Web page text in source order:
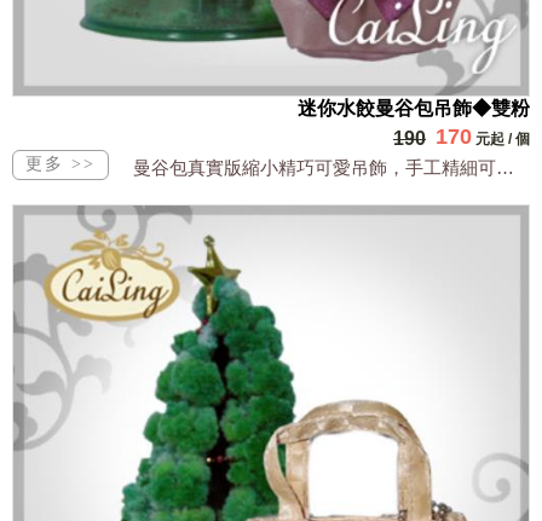
迷你水餃曼谷包吊飾◆雙粉
190 170 元起 /個
曼谷包真實版縮小精巧可愛吊飾，手工精細可裝小物全台獨家販售